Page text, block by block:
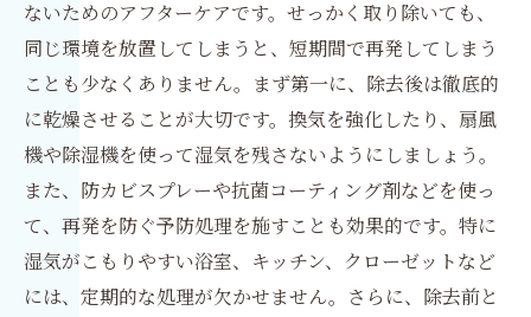
ないためのアフターケアです。せっかく取り除いても、
同じ環境を放置してしまうと、短期間で再発してしまう
ことも少なくありません。まず第一に、除去後は徹底的
に乾燥させることが大切です。換気を強化したり、扇風
機や除湿機を使って湿気を残さないようにしましょう。
また、防カビスプレーや抗菌コーティング剤などを使っ
て、再発を防ぐ予防処理を施すことも効果的です。特に
湿気がこもりやすい浴室、キッチン、クローゼットなど
には、定期的な処理が欠かせません。さらに、除去前と